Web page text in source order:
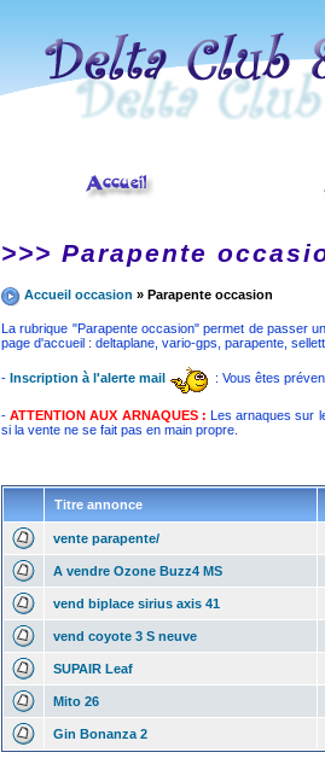
>>> Parapente
Accueil occasion » Parapente occasion
La rubrique "Parapente occasion" permet de passer
page d'accueil : deltaplane, vario-gps, parapente,
- Inscription à l'alerte mail : Vous êtes
-ATTENTION AUX ARNAQUES :
Les arnaques sur
si la vente ne se fait pas en main propre.
Titre annonce
vente parapente/
A vendre Ozone Buzz4 MS
vend biplace sirius axis 41
vend coyote 3 S neuve
SUPAIR Leaf
Mito 26
Gin Bonanza 2